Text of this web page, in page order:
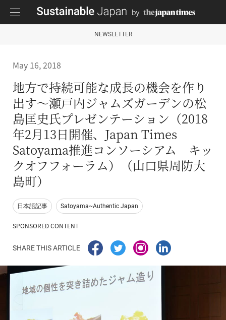
NEWSLETTER
May 16, 2018
地方で持続可能な成長の機会を作り
出す〜瀬戸内ジャムズガーデンの松
島匡史氏プレゼンテーション（2018
年2月13日開催、Japan Times
Satoyama推進コンソーシアム キッ
クオフフォーラム）（山口県周防大
島町）
日本語記事 Satoyama~Authentic Japan
SPONSORED CONTENT
SHARE THIS ARTICLE